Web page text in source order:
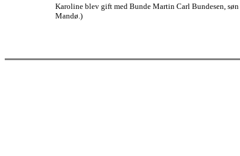
Karoline blev gift med Bunde Martin Carl Bundesen,
Mandø.)